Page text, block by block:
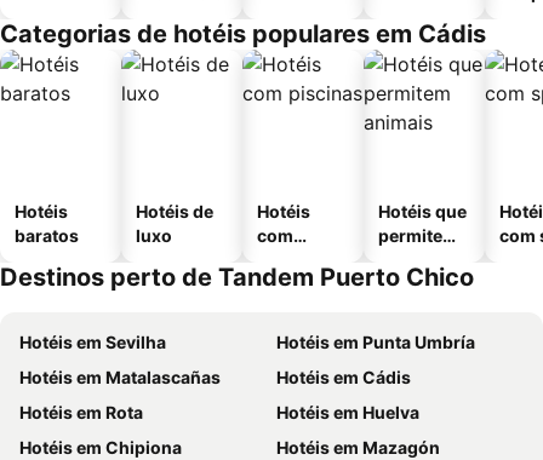
Categorias de hotéis populares em Cádis
Hotéis
baratos
Hotéis de
luxo
Hotéis
com
Hotéis que
permitem
com
Destinos perto de Tandem Puerto Chico
Hotéis em Sevilha
Hotéis em Punta Umbría
Hotéis em Matalascañas
Hotéis em Cádis
Hotéis em Rota
Hotéis em Huelva
Hotéis em Chipiona
Hotéis em Mazagón